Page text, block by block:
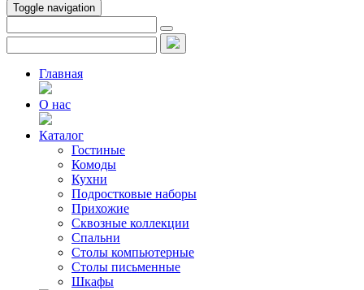
Toggle navigation
Главная
О нас
Каталог
Гостиные
Комоды
Кухни
Подростковые наборы
Прихожие
Сквозные коллекции
Спальни
Столы компьютерные
Столы письменные
Шкафы